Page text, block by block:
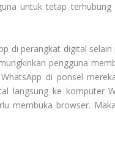
untuk tetap
di perangkat digital
pengguna
di ponsel
langsung ke komputer
membuka browser.